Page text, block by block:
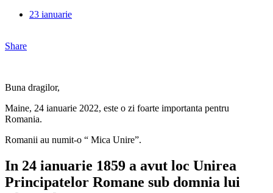
23 ianuarie
Share
Buna dragilor,
Maine, 24 ianuarie 2022, este o zi foarte importanta pentru
Romania.
Romanii au numit-o “ Mica Unire”.
In 24 ianuarie 1859 a avut loc Unirea
Principatelor Romane sub domnia lui